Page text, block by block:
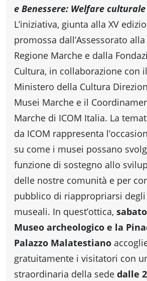
Percorsi
storici
Informazioni
Guide
Fano
Accessibili
e Benessere: Welfare
L’iniziativa, giunta alla XV
promossa dall’Assessorato
Regione Marche e dalla
Cultura, in collaborazione con
Ministero della Cultura
Musei Marche e il
Marche di ICOM Italia. La
da ICOM rappresenta
su come i musei possano
funzione di sostegno allo
delle nostre comunità e per
pubblico di riappropriarsi degli
museali. In quest’ottica,
Museo archeologico e la
Palazzo Malatestiano
gratuitamente i visitatori con
straordinaria della sede dalle